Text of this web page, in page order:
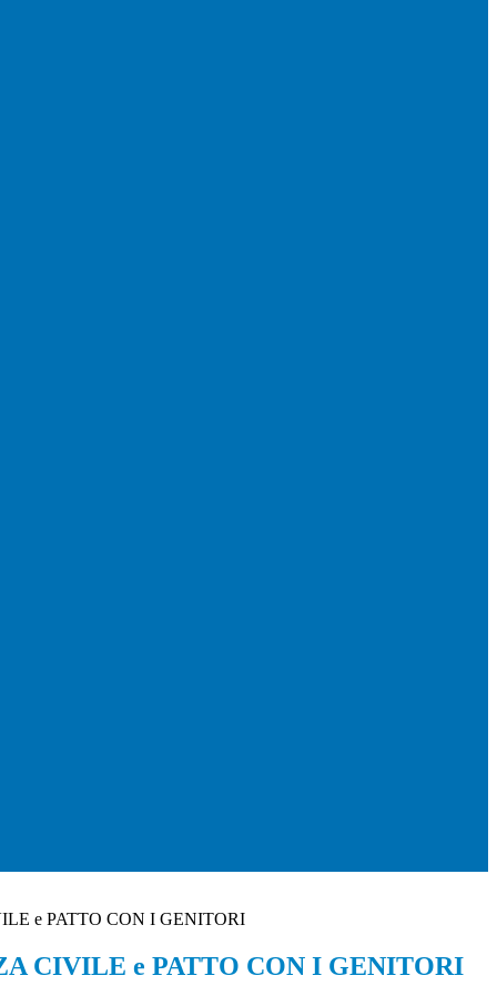
e PATTO CON I GENITORI
CIVILE e PATTO CON I GENITORI